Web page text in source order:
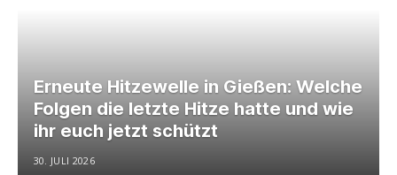
Erneute Hitzewelle in Gießen: Welche
Folgen die letzte Hitze hatte und wie
ihr euch jetzt schützt
30. JULI 2026